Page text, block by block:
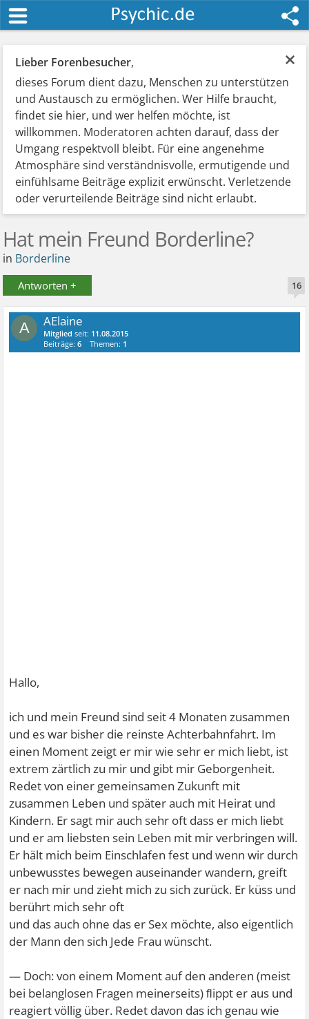
×
Lieber Forenbesucher,
dieses Forum dient dazu, Menschen zu unterstützen
und Austausch zu ermöglichen. Wer Hilfe braucht,
findet sie hier, und wer helfen möchte, ist
willkommen. Moderatoren achten darauf, dass der
Umgang respektvoll bleibt. Für eine angenehme
Atmosphäre sind verständnisvolle, ermutigende und
einfühlsame Beiträge explizit erwünscht. Verletzende
oder verurteilende Beiträge sind nicht erlaubt.
Hat mein Freund Borderline?
in Borderline
Antworten + 16
A AElaine
Mitglied seit: 11.08.2015
Beiträge:6 Themen: 1
Hallo,
ich und mein Freund sind seit 4 Monaten zusammen
und es war bisher die reinste Achterbahnfahrt. Im
einen Moment zeigt er mir wie sehr er mich liebt, ist
extrem zärtlich zu mir und gibt mir Geborgenheit.
Redet von einer gemeinsamen Zukunft mit
zusammen Leben und später auch mit Heirat und
Kindern. Er sagt mir auch sehr oft dass er mich liebt
und er am liebsten sein Leben mit mir verbringen will.
Er hält mich beim Einschlafen fest und wenn wir durch
unbewusstes bewegen auseinander wandern, greift
er nach mir und zieht mich zu sich zurück. Er küss und
berührt mich sehr oft
und das auch ohne das er Sex möchte, also eigentlich
der Mann den sich Jede Frau wünscht.
— Doch: von einem Moment auf den anderen (meist
bei belanglosen Fragen meinerseits) ﬂippt er aus und
reagiert völlig über. Redet davon das ich genau wie